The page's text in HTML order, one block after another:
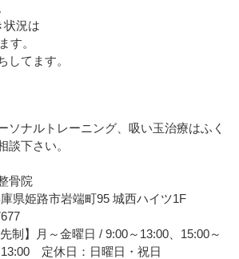
状況は
す。
してます。
ソナルトレーニング、吸い玉治療はふく
談下さい。
骨院
県姫路市岩端町95 城西ハイツ1F
制】月～金曜日 / 9:00～13:00、15:00～
13:00 定休日：日曜日・祝日